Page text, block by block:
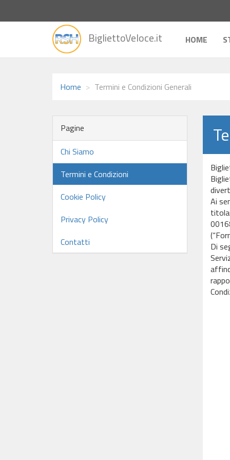
alla
BigliettoVeloce.it HOME
Home Termini e Condizioni Generali
Pagine
Chi Siamo
Termini e Condizioni
Cookie Policy
Privacy Policy
Contatti
Ai
Di